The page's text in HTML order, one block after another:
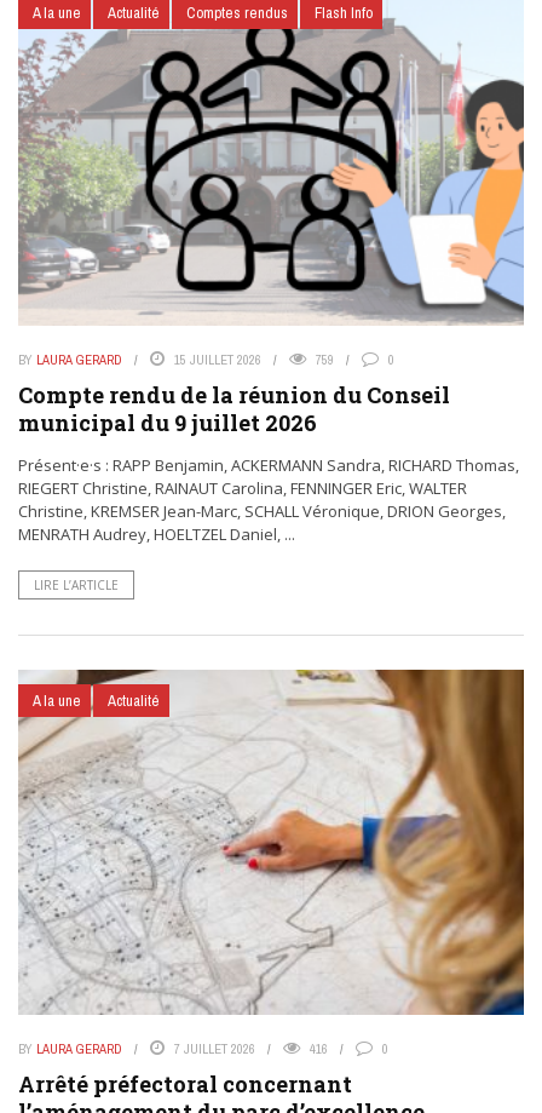
A la une Actualité Comptes rendus Flash Info
BY LAURA GERARD 15 JUILLET 2026 759 0
Compte rendu de la réunion du Conseil
municipal du 9 juillet 2026
Présent·e·s : RAPP Benjamin, ACKERMANN Sandra, RICHARD Thomas,
RIEGERT Christine, RAINAUT Carolina, FENNINGER Eric, WALTER
Christine, KREMSER Jean-Marc, SCHALL Véronique, DRION Georges,
MENRATH Audrey, HOELTZEL Daniel, ...
LIRE L’ARTICLE
A la une Actualité
BY LAURA GERARD 7 JUILLET 2026 416 0
Arrêté préfectoral concernant